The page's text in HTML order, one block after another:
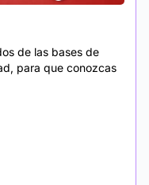
de las bases de
para que conozcas